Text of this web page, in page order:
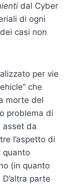
dal Cyber
di ogni
casi non
per vie
che
morte del
problema di
asset da
l’aspetto di
quanto
(in quanto
parte